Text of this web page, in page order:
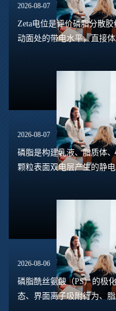
2026-08-07
Zeta电位是评价磷脂分散
动面处的带电水平，直接
2026-08-07
磷脂是构建乳液、脂质体
颗粒表面双电层产生的静
2026-08-06
磷脂酰丝氨酸（PS）的极
态、界面离子吸附行为、